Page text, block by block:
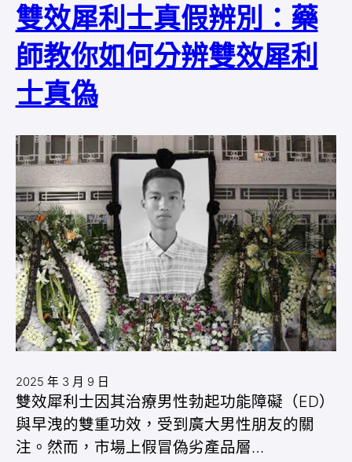
雙效犀利士真假辨別：藥
師教你如何分辨雙效犀利
士真偽
2025 年 3 月 9 日
雙效犀利士因其治療男性勃起功能障礙（ED）
與早洩的雙重功效，受到廣大男性朋友的關
注。然而，市場上假冒偽劣產品層…